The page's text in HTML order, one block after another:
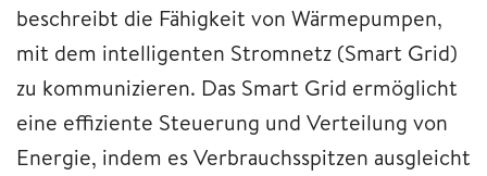
beschreibt die Fähigkeit von Wärmepumpen,
mit dem intelligenten Stromnetz (Smart Grid)
zu kommunizieren. Das Smart Grid ermöglicht
eine effiziente Steuerung und Verteilung von
Energie, indem es Verbrauchsspitzen ausgleicht